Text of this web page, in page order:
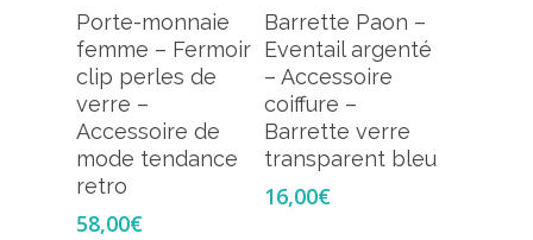
Ajouter Au
Panier
Porte-monnaie
femme – Fermoir
clip perles de
verre –
Accessoire de
mode tendance
retro
58,00€
Ajouter Au
Panier
Barrette Paon –
Eventail argenté
– Accessoire
coiffure –
Barrette verre
transparent bleu
16,00€